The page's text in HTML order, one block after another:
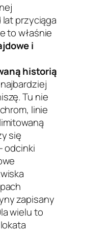
przyciąga
to właśnie
i
historią
Tu nie
linie
się
odcinki
zapisany
wielu to